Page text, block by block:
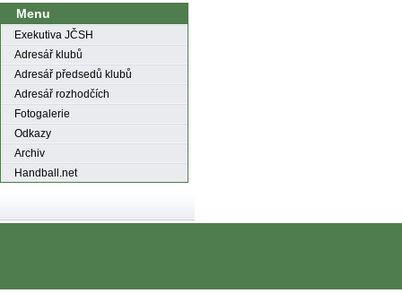
Menu
Exekutiva JČSH
Adresář klubů
Adresář předsedů klubů
Adresář rozhodčích
Fotogalerie
Odkazy
Archiv
Handball.net